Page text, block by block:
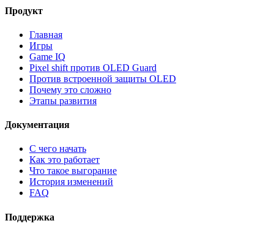
Продукт
Главная
Игры
Game IQ
Pixel shift против OLED Guard
Против встроенной защиты OLED
Почему это сложно
Этапы развития
Документация
С чего начать
Как это работает
Что такое выгорание
История изменений
FAQ
Поддержка